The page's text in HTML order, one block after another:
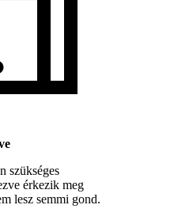
szükséges
érkezik meg
lesz semmi gond.